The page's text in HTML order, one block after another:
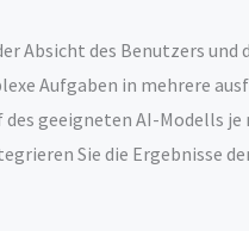
Absicht des Benutzers
Aufgaben in mehrere
des geeigneten AI-Modells je
Sie die Ergebnisse